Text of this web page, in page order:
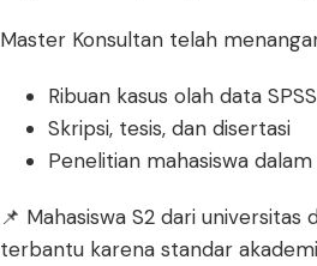
Master Konsultan telah
Ribuan kasus olah data SPSS
Skripsi, tesis, dan disertasi
Penelitian mahasiswa
📌 Mahasiswa S2 dari universitas
terbantu karena standar